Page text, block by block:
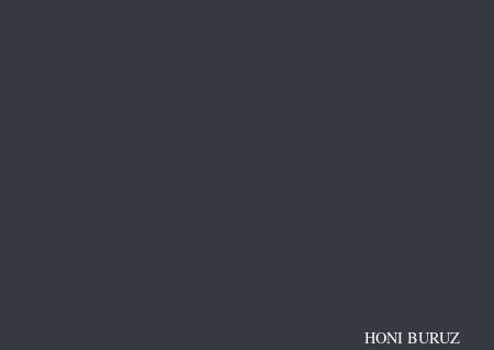
HONI BURUZ